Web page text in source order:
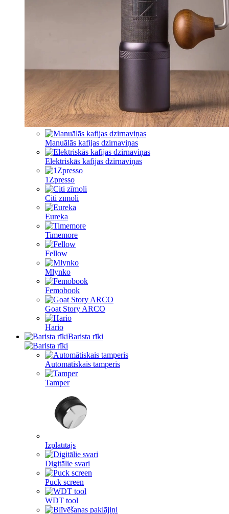
Manuālās kafijas dzirnaviņas
Elektriskās kafijas dzirnaviņas
1Zpresso
Citi zīmoli
Eureka
Timemore
Fellow
Mlynko
Femobook
Goat Story ARCO
Hario
Barista rīki
Automātiskais tamperis
Tamper
Izplatītājs
Digitālie svari
Puck screen
WDT tool